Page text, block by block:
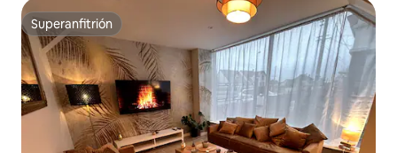
Superanfitrión
Superanfitrión